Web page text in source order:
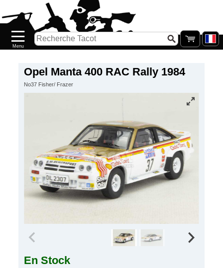
Opel Manta 400 RAC Rally 1984
No37 Fisher/ Frazer
En Stock
Nouveautés
Catalogue/Stock
PETITS